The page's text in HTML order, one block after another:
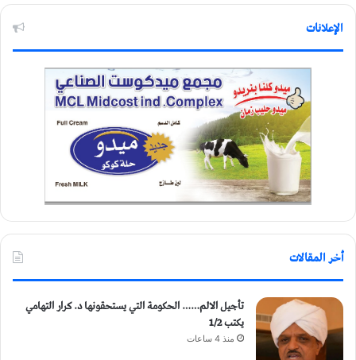
الإعلانات
أخر المقالات
تأجيل الالم…… الحكومة التي يستحقونها د. كرار التهامي
يكتب 1/2
منذ 4 ساعات